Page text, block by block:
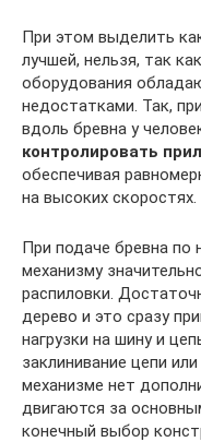
При этом выделить
лучшей, нельзя, так
оборудования
недостатками. Так,
вдоль бревна у
контролировать
обеспечивая
на высоких скоростях.
При подаче бревна по
механизму
распиловки.
дерево и это сразу
нагрузки на шину и
заклинивание цепи
механизме нет
двигаются за
конечный выбор